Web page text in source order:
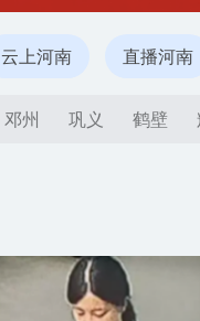
云上河南 直播河南
邓州 巩义 鹤壁